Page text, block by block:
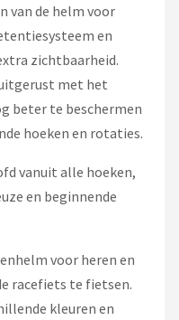
van de helm voor
en
zichtbaarheid.
met het
beter te beschermen
hoeken en rotaties.
vanuit alle hoeken,
en beginnende
voor heren en
racefiets te fietsen.
kleuren en